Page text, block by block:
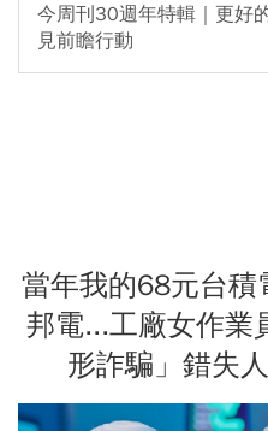
今周刊30週年特輯｜更好
見前瞻行動
當年我的68元台積
邦電...工廠女作業
形詐騙」錯失